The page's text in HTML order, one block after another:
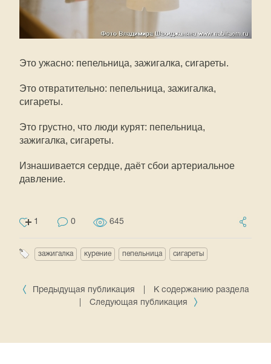
Это ужасно: пепельница, зажигалка, сигареты.
Это отвратительно: пепельница, зажигалка,
сигареты.
Это грустно, что люди курят: пепельница,
зажигалка, сигареты.
Изнашивается сердце, даёт сбои артериальное
давление.
1 0 645
зажигалка курение пепельница сигареты
Предыдущая публикация
К содержанию раздела
Следующая публикация